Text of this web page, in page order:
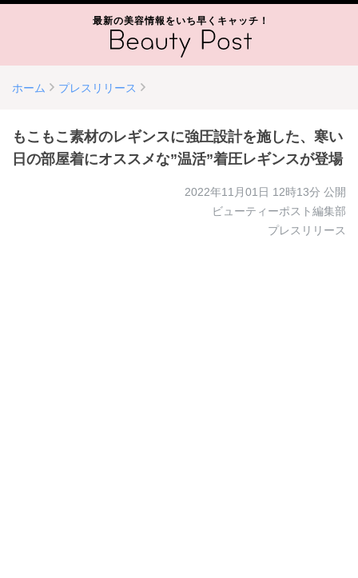
最新の美容情報をいち早くキャッチ！
ホーム プレスリリース
もこもこ素材のレギンスに強圧設計を施した、寒い
日の部屋着にオススメな”温活”着圧レギンスが登場
2022年11月01日 12時13分 公開
ビューティーポスト編集部
プレスリリース